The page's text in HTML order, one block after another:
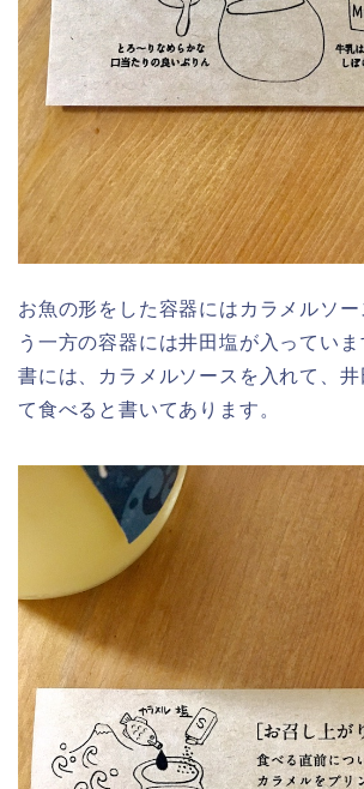
お魚の形をした容器にはカラメルソー
う一方の容器には井田塩が入ってい
書には、カラメルソースを入れて、
て食べると書いてあります。